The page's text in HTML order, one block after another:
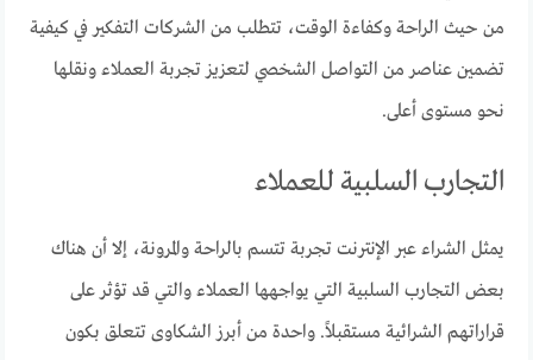
من حيث الراحة وكفاءة الوقت، تتطلب من الشركات التفكير في كيفية
تضمين عناصر من التواصل الشخصي لتعزيز تجربة العملاء ونقلها
نحو مستوى أعلى.
التجارب السلبية للعملاء
يمثل الشراء عبر الإنترنت تجربة تتسم بالراحة والمرونة، إلا أن هناك
بعض التجارب السلبية التي يواجهها العملاء والتي قد تؤثر على
قراراتهم الشرائية مستقبلاً. واحدة من أبرز الشكاوى تتعلق بكون